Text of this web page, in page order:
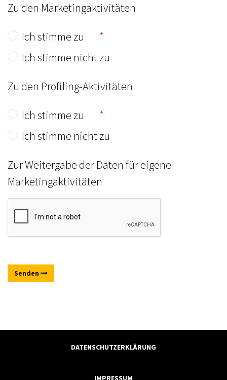
Zu den Marketingaktivitäten
Ich stimme zu
Ich stimme nicht zu
Zu den Profiling-Aktivitäten
Ich stimme zu
Ich stimme nicht zu
Zur Weitergabe der Daten für eigene
Marketingaktivitäten
Senden
DATENSCHUTZERKLÄRUNG
IMPRESSUM